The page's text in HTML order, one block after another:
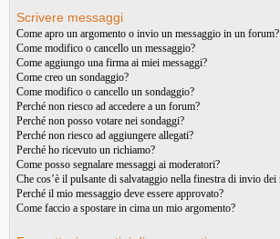
Scrivere messaggi
Come apro un argomento o invio un messaggio in un forum?
Come modifico o cancello un messaggio?
Come aggiungo una firma ai miei messaggi?
Come creo un sondaggio?
Come modifico o cancello un sondaggio?
Perché non riesco ad accedere a un forum?
Perché non posso votare nei sondaggi?
Perché non riesco ad aggiungere allegati?
Perché ho ricevuto un richiamo?
Come posso segnalare messaggi ai moderatori?
Che cos’è il pulsante di salvataggio nella finestra di invio dei
Perché il mio messaggio deve essere approvato?
Come faccio a spostare in cima un mio argomento?